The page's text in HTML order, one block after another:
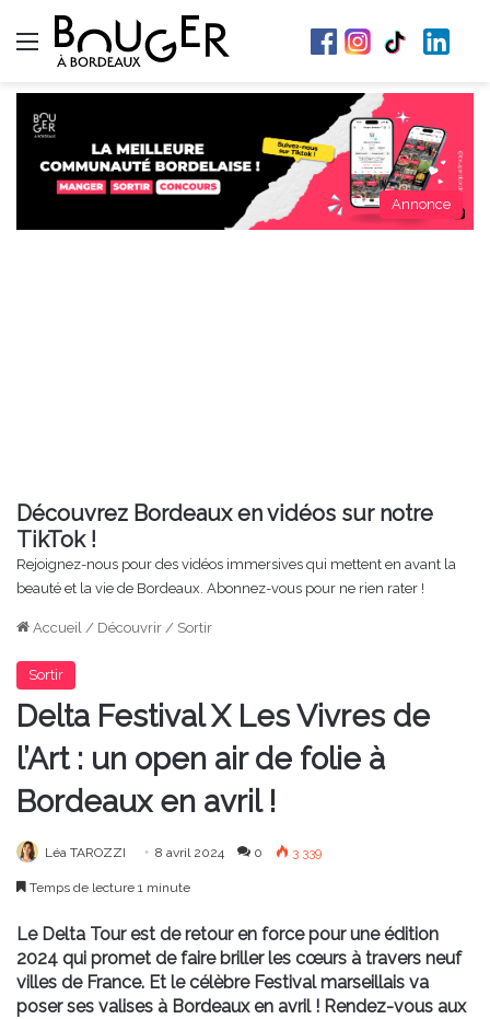
Menu
Annonce
Découvrez Bordeaux en vidéos sur notre
TikTok !
Rejoignez-nous pour des vidéos immersives qui mettent en avant la
beauté et la vie de Bordeaux. Abonnez-vous pour ne rien rater !
Accueil / Découvrir / Sortir
Sortir
Delta Festival X Les Vivres de
l’Art : un open air de folie à
Bordeaux en avril !
Léa TAROZZI 8 avril 2024 0 3 339
Temps de lecture 1 minute
Le Delta Tour est de retour en force pour une édition
2024 qui promet de faire briller les cœurs à travers neuf
villes de France. Et le célèbre Festival marseillais va
poser ses valises à Bordeaux en avril ! Rendez-vous aux